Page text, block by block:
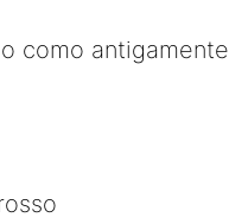
como antigamente